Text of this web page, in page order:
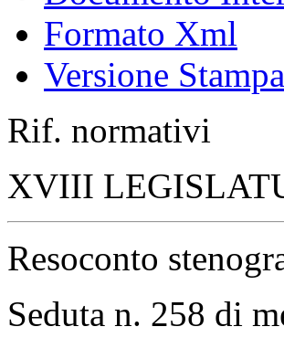
Formato Xml
Versione Stampa
Rif. normativi
XVIII
Resoconto
Seduta n. 258 di